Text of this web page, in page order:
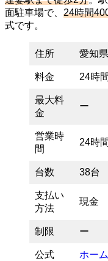
面駐車場で、 24時間
式です。
住所 愛知
料金 24時
最大料
金
ー
営業時
間
24時間
台数 38台
支払い
方法
現金
制限 ー
公式 ホー